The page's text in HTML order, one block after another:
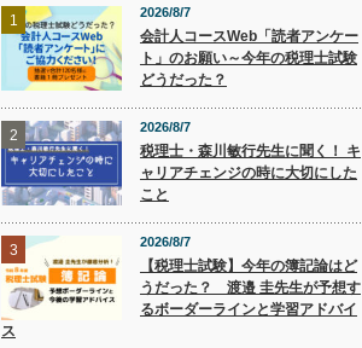
1 2026/8/7
会計人コースWeb「読者アンケー
ト」のお願い～今年の税理士試験
どうだった？
2 2026/8/7
税理士・森川敏行先生に聞く！ キ
ャリアチェンジの時に大切にした
こと
3 2026/8/7
【税理士試験】今年の簿記論はど
うだった？ 渡邉 圭先生が予想す
るボーダーラインと学習アドバイ
ス